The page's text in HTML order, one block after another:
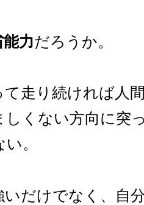
能力だろうか。
て走り続ければ人
しくない方向に突
。
だけでなく、自